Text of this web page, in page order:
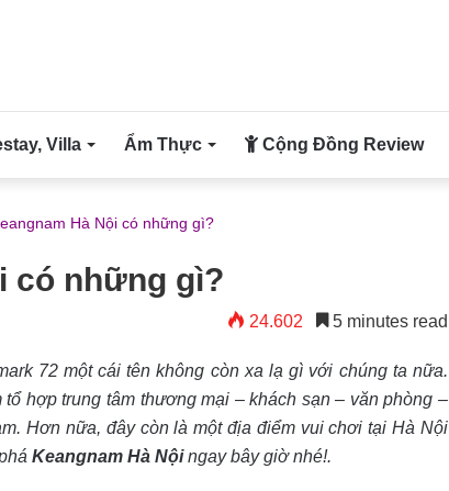
Villa Ẩm Thực Cộng Đồng Review
Hà Nội có những gì?
có những gì?
24.602 5 minutes read
72 một cái tên không còn xa lạ gì với chúng ta nữa.
hợp trung tâm thương mại – khách sạn – văn phòng –
Hơn nữa, đây còn là một địa điểm vui chơi tại Hà Nội
Keangnam Hà Nộingay bây giờ nhé!.